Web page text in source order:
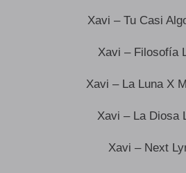
Xavi – Tu Casi
Xavi – Filosofía
Xavi – La Luna X
Xavi – La Diosa
Xavi – Next